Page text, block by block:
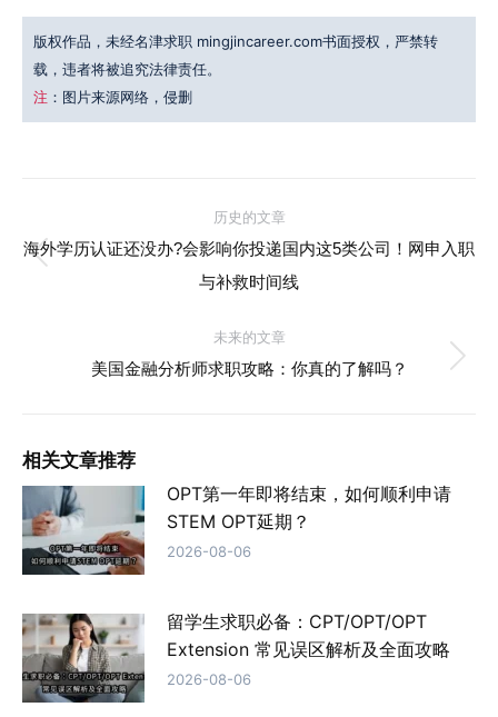
版权作品，未经名津求职 mingjincareer.com书面授权，严禁转
载，违者将被追究法律责任。
注 ：图片来源网络，侵删
章
历史的文章
历
史
文
章：
海外学历认证还没办?会影响你投递国内这5类公司！网申入职
与补救时间线
未来的文章
未
美国金融分析师求职攻略：你真的了解吗？
相关文章推荐
OPT第一年即将结束，如何顺利申请
STEM OPT延期？
2026-08-06
留学生求职必备：CPT/OPT/OPT
Extension 常见误区解析及全面攻略
2026-08-06